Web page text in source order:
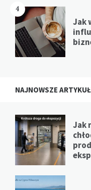
4
Jak
NAJNOWSZE
Jak